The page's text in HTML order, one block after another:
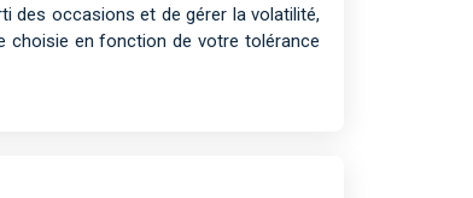
des occasions et de gérer la volatilité,
choisie en fonction de votre tolérance